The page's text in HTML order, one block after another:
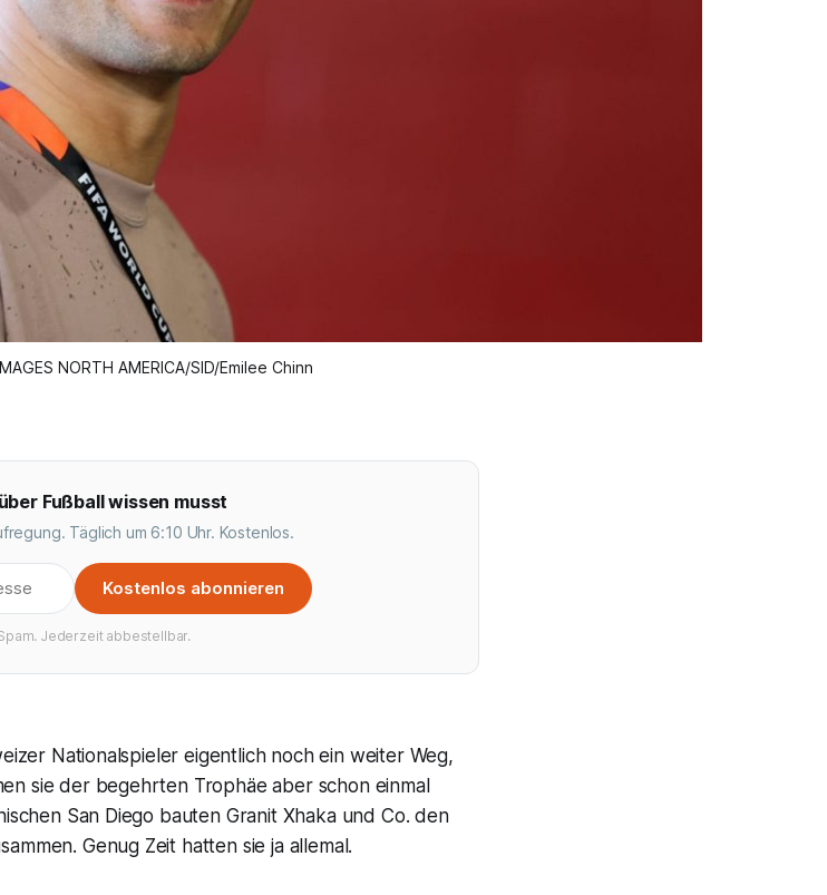
NORTH AMERICA/SID/Emilee Chinn
Fußball wissen musst
Täglich um 6:10 Uhr. Kostenlos.
Kostenlos abonnieren
Jederzeit abbestellbar.
Nationalspieler eigentlich noch ein weiter Weg,
sie der begehrten Trophäe aber schon einmal
San Diego bauten Granit Xhaka und Co. den
Genug Zeit hatten sie ja allemal.